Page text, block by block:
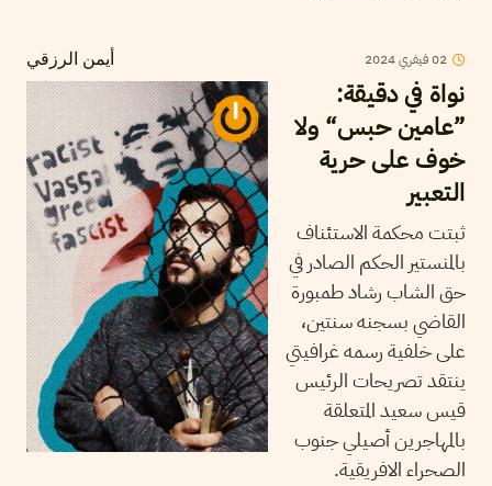
أيمن الرزقي 02فيفري2024
نواة في دقيقة:
”عامين حبس“ ولا
خوف على حرية
التعبير
ثبتت محكمة الاستئناف
بالمنستير الحكم الصادر في
حق الشاب رشاد طمبورة
القاضي بسجنه سنتين،
على خلفية رسمه غرافيتي
ينتقد تصريحات الرئيس
قيس سعيد المتعلقة
بالمهاجرين أصيلي جنوب
الصحراء الافريقية.